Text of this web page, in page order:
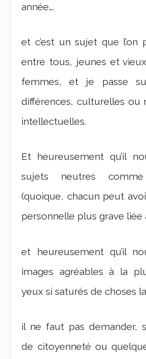
année….
et c’est un sujet que l’on
entre tous, jeunes et
femmes, et je passe
différences, culturelles ou
intellectuelles.
Et heureusement qu’il
sujets neutres
(quoique, chacun peut
personnelle plus grave liée
et heureusement qu’il
images agréables à la
yeux si saturés de choses
il ne faut pas demander,
de citoyenneté ou